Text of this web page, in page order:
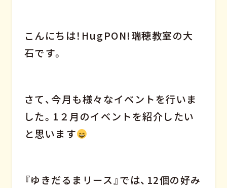
こんにちは！HugPON!瑞穂教室の大
石です。
さて、今月も様々なイベントを行いま
した。1２月のイベントを紹介したい
と思います
『ゆきだるまリース』では、12個の好み